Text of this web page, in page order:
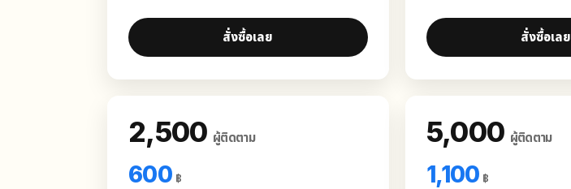
สั่งซื้อเลย สั่งซื้อเลย
2,500 ผู้ติดตาม
600 ฿
5,000 ผู้ติดตาม
1,100 ฿